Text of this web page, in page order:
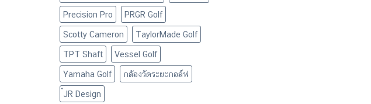
Precision Pro
PRGR Golf
Scotty Cameron
TaylorMade Golf
TPT Shaft
Vessel Golf
Yamaha Golf
กล้องวัดระยะกอล์ฟ
๋JR Design